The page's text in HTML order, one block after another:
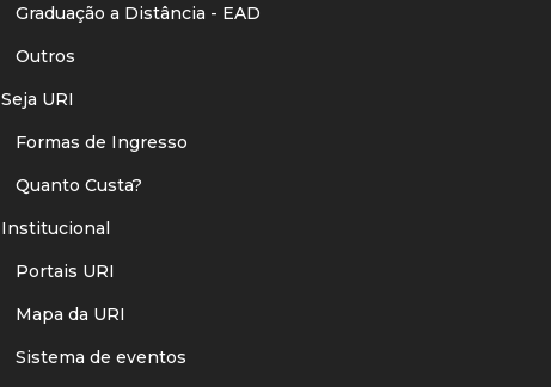
Graduação a Distância - EAD
Outros
Seja URI
Formas de Ingresso
Quanto Custa?
Institucional
Portais URI
Mapa da URI
Sistema de eventos